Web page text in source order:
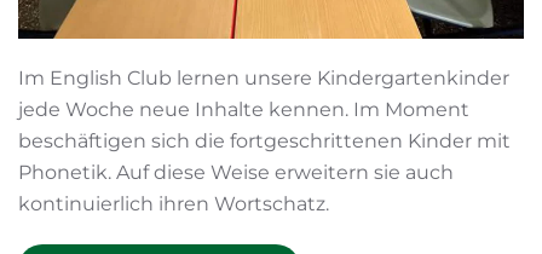
Im English Club lernen unsere Kindergartenkinder
jede Woche neue Inhalte kennen. Im Moment
beschäftigen sich die fortgeschrittenen Kinder mit
Phonetik. Auf diese Weise erweitern sie auch
kontinuierlich ihren Wortschatz.